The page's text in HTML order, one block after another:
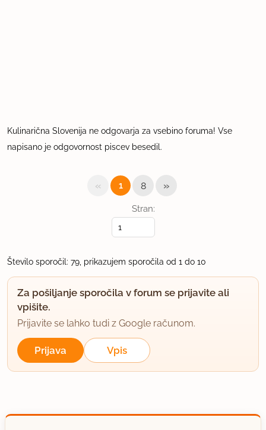
Kulinarična Slovenija ne odgovarja za vsebino foruma! Vse
napisano je odgovornost piscev besedil.
Stran:
« 1 8 »
Število sporočil: 79, prikazujem sporočila od 1 do 10
Za pošiljanje sporočila v forum se prijavite ali
vpišite.
Prijavite se lahko tudi z Google računom.
Prijava Vpis